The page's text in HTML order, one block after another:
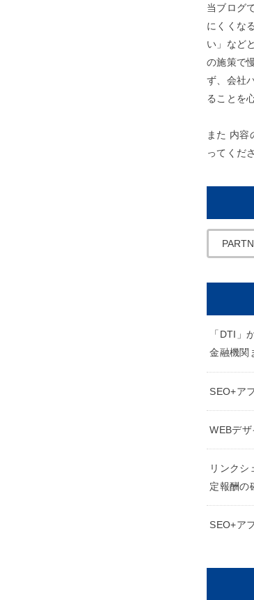
当ブログ
にくくな
い」など
の施策で
ず、会社
ることを
また 内容
ってくだ
「DTI」
金融機関
SEO+ア
WEBデ
リンクシ
定報酬の
SEO+ア